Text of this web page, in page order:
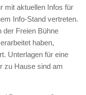
mit aktuellen Infos für
Info-Stand vertreten.
der Freien Bühne
haben,
Unterlagen für eine
zu Hause sind am